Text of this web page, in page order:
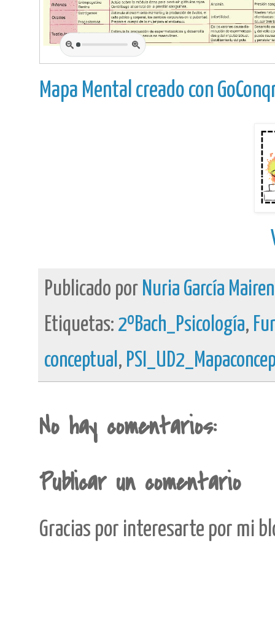
Mapa Mental creado con
Publicado por Nuria García
Etiquetas: 2ºBach_Psicología,
conceptual ,
No hay comentarios:
Publicar un comentario
Gracias por interesarte por mi